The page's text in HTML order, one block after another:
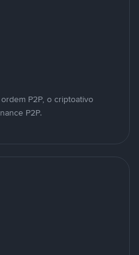
P2P, o criptoativo
P2P.